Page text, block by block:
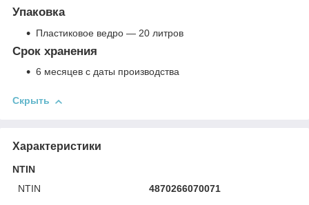
Упаковка
Пластиковое ведро — 20 литров
Срок хранения
6 месяцев с даты производства
Скрыть
Характеристики
NTIN
NTIN
4870266070071